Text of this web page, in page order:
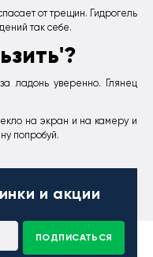
от трещин. Гидрогель
так себе.
ладонь уверенно. Глянец
на экран и на камеру и
попробуй.
и акции
ПОДПИСАТЬСЯ